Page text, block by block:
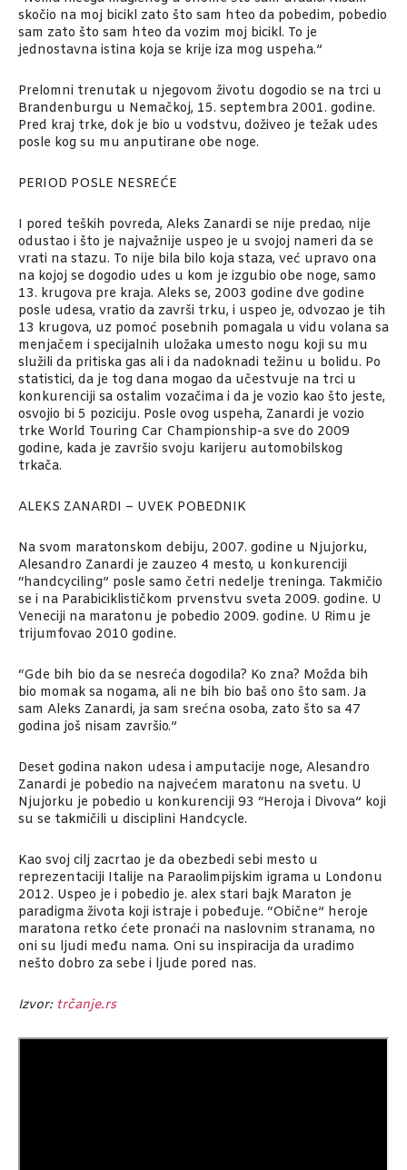
skočio na moj bicikl zato što sam hteo da pobedim, pobedio
sam zato što sam hteo da vozim moj bicikl. To je
jednostavna istina koja se krije iza mog uspeha.”
Prelomni trenutak u njegovom životu dogodio se na trci u
Brandenburgu u Nemačkoj, 15. septembra 2001. godine.
Pred kraj trke, dok je bio u vodstvu, doživeo je težak udes
posle kog su mu anputirane obe noge.
PERIOD POSLE NESREĆE
I pored teških povreda, Aleks Zanardi se nije predao, nije
odustao i što je najvažnije uspeo je u svojoj nameri da se
vrati na stazu. To nije bila bilo koja staza, već upravo ona
na kojoj se dogodio udes u kom je izgubio obe noge, samo
13. krugova pre kraja. Aleks se, 2003 godine dve godine
posle udesa, vratio da završi trku, i uspeo je, odvozao je tih
13 krugova, uz pomoć posebnih pomagala u vidu volana sa
menjačem i specijalnih uložaka umesto nogu koji su mu
služili da pritiska gas ali i da nadoknadi težinu u bolidu. Po
statistici, da je tog dana mogao da učestvuje na trci u
konkurenciji sa ostalim vozačima i da je vozio kao što jeste,
osvojio bi 5 poziciju. Posle ovog uspeha, Zanardi je vozio
trke World Touring Car Championship-a sve do 2009
godine, kada je završio svoju karijeru automobilskog
trkača.
ALEKS ZANARDI – UVEK POBEDNIK
Na svom maratonskom debiju, 2007. godine u Njujorku,
Alesandro Zanardi je zauzeo 4 mesto, u konkurenciji
“handcyciling” posle samo četri nedelje treninga. Takmičio
se i na Parabiciklističkom prvenstvu sveta 2009. godine. U
Veneciji na maratonu je pobedio 2009. godine. U Rimu je
trijumfovao 2010 godine.
“Gde bih bio da se nesreća dogodila? Ko zna? Možda bih
bio momak sa nogama, ali ne bih bio baš ono što sam. Ja
sam Aleks Zanardi, ja sam srećna osoba, zato što sa 47
godina još nisam završio.”
Deset godina nakon udesa i amputacije noge, Alesandro
Zanardi je pobedio na najvećem maratonu na svetu. U
Njujorku je pobedio u konkurenciji 93 “Heroja i Divova” koji
su se takmičili u disciplini Handcycle.
Kao svoj cilj zacrtao je da obezbedi sebi mesto u
reprezentaciji Italije na Paraolimpijskim igrama u Londonu
2012. Uspeo je i pobedio je. alex stari bajk Maraton je
paradigma života koji istraje i pobeđuje. “Obične” heroje
maratona retko ćete pronaći na naslovnim stranama, no
oni su ljudi među nama. Oni su inspiracija da uradimo
nešto dobro za sebe i ljude pored nas.
Izvor:trčanje.rs